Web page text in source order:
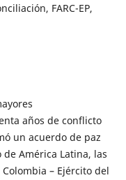
FARC-EP,
años de conflicto
un acuerdo de paz
América Latina, las
– Ejército del